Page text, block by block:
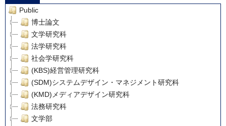
Public
博士論文
文学研究科
法学研究科
社会学研究科
(KBS)経営管理研究科
(SDM)システムデザイン・マネジメント研究科
(KMD)メディアデザイン研究科
法務研究科
文学部